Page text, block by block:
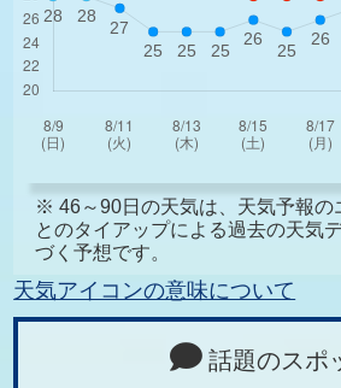
※ 46～90日の天気は、天気予報の
とのタイアップによる過去の天気
づく予想です。
天気アイコンの意味について
話題のスポ